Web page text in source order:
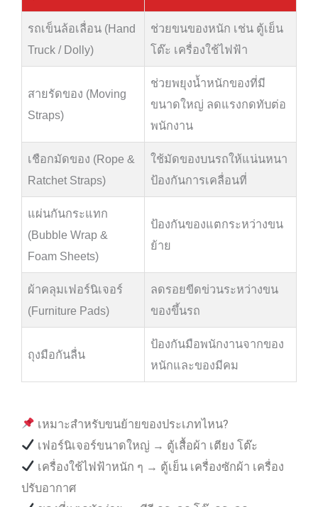
รถเข็นล้อเลื่อน (Hand
Truck / Dolly)
ช่วยขนของหนัก เช่น ตู้เย็น
โต๊ะ เครื่องใช้ไฟฟ้า
สายรัดของ (Moving
Straps)
ช่วยพยุงน้ำหนักของที่มี
ขนาดใหญ่ ลดแรงกดทับต่อ
พนักงาน
เชือกมัดของ (Rope &
Ratchet Straps)
ใช้มัดของบนรถให้แน่นหนา
ป้องกันการเคลื่อนที่
แผ่นกันกระแทก
(Bubble Wrap &
Foam Sheets)
ป้องกันของแตกระหว่างขน
ย้าย
ผ้าคลุมเฟอร์นิเจอร์
(Furniture Pads)
ลดรอยขีดข่วนระหว่างขน
ของขึ้นรถ
ถุงมือกันลื่น
ป้องกันมือพนักงานจากของ
หนักและของมีคม
เหมาะสำหรับขนย้ายของประเภทไหน?
เฟอร์นิเจอร์ขนาดใหญ่ → ตู้เสื้อผ้า เตียง โต๊ะ
เครื่องใช้ไฟฟ้าหนัก ๆ → ตู้เย็น เครื่องซักผ้า เครื่อง
ปรับอากาศ